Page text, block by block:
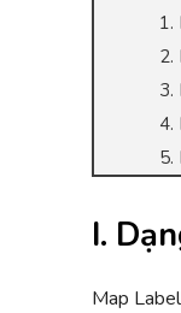
1.
2.
3.
4.
5.
I.
Map